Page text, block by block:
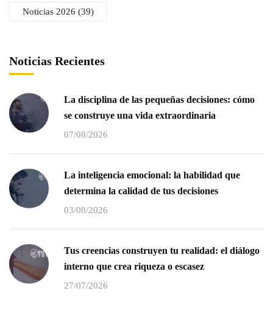
Noticias 2026 (39)
Noticias Recientes
La disciplina de las pequeñas decisiones: cómo
se construye una vida extraordinaria
07/08/2026
La inteligencia emocional: la habilidad que
determina la calidad de tus decisiones
03/08/2026
Tus creencias construyen tu realidad: el diálogo
interno que crea riqueza o escasez
27/07/2026